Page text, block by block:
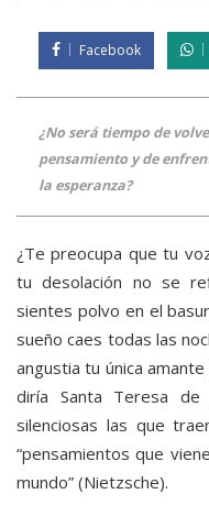
Facebook
¿No será tiempo de
pensamiento y de
la esperanza?
¿Te preocupa que tu
tu desolación no se
sientes polvo en el
sueño caes todas las
angustia tu única
diría Santa Teresa de
silenciosas las que
“pensamientos que
mundo” (Nietzsche).